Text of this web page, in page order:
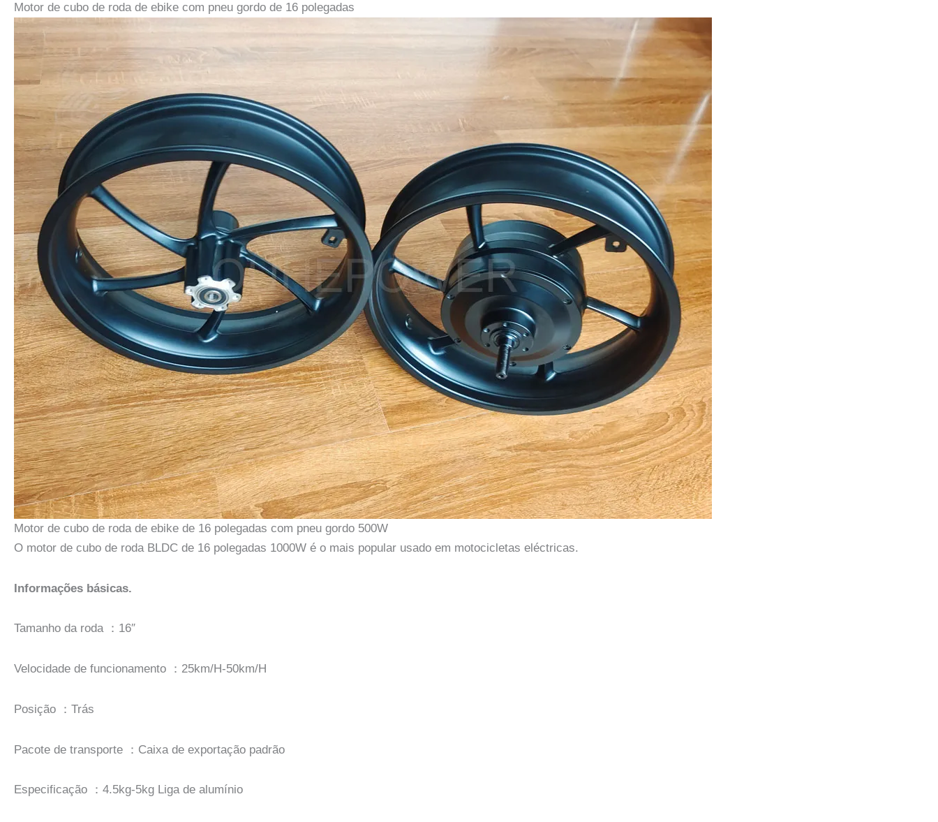
Motor de cubo de roda de ebike com pneu gordo de 16 polegadas
Motor de cubo de roda de ebike de 16 polegadas com pneu gordo 500W
O motor de cubo de roda BLDC de 16 polegadas 1000W é o mais popular usado em motocicletas eléctricas.
Informações básicas.
Tamanho da roda ：16″
Velocidade de funcionamento ：25km/H-50km/H
Posição ：Trás
Pacote de transporte ：Caixa de exportação padrão
Especificação ：4.5kg-5kg Liga de alumínio